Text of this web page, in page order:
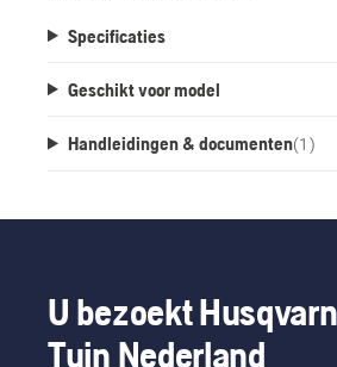
Specificaties
Geschikt voor model
Handleidingen & documenten(1 )
U bezoekt
Tuin Nederland